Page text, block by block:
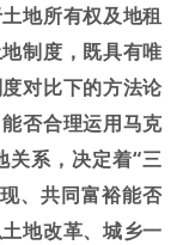
地所有权及地租
制度，既具有唯
对比下的方法论
否合理运用马克
关系，决定着“三
、共同富裕能否
地改革、城乡一